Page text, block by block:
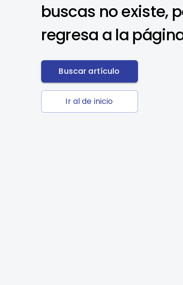
buscas no existe,
regresa a la
Buscar artículo
Ir al de inicio